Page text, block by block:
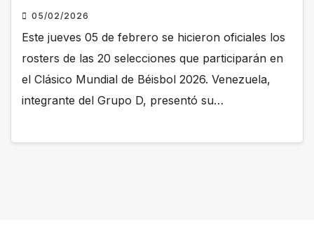
05/02/2026
Este jueves 05 de febrero se hicieron oficiales los
rosters de las 20 selecciones que participarán en
el Clásico Mundial de Béisbol 2026. Venezuela,
integrante del Grupo D, presentó su…